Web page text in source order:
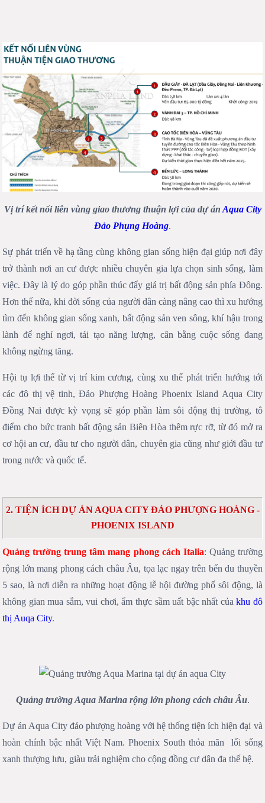
Vị trí kết nối liên vùng giao thương thuận lợi của dự án Aqua City
Đảo Phụng Hoàng.
Sự phát triển về hạ tầng cùng không gian sống hiện đại giúp nơi đây
trở thành nơi an cư được nhiều chuyên gia lựa chọn sinh sống, làm
việc. Đây là lý do góp phần thúc đẩy giá trị bất động sản phía Đông.
Hơn thế nữa, khi đời sống của người dân càng nâng cao thì xu hướng
tìm đến không gian sống xanh, bất động sản ven sông, khí hậu trong
lành để nghỉ ngơi, tái tạo năng lượng, cân bằng cuộc sống đang
không ngừng tăng.
Hội tụ lợi thế từ vị trí kim cương, cùng xu thế phát triển hướng tới
các đô thị vệ tinh, Đảo Phượng Hoàng Phoenix Island Aqua City
Đồng Nai được kỳ vọng sẽ góp phần làm sôi động thị trường, tô
điểm cho bức tranh bất động sản Biên Hòa thêm rực rỡ, từ đó mở ra
cơ hội an cư, đầu tư cho người dân, chuyên gia cũng như giới đầu tư
trong nước và quốc tế.
2. TIỆN ÍCH DỰ ÁN AQUA CITY ĐẢO PHƯỢNG HOÀNG -
PHOENIX ISLAND
Quảng trường trung tâm mang phong cách Italia: Quảng trường
rộng lớn mang phong cách châu Âu, tọa lạc ngay trên bến du thuyền
5 sao, là nơi diễn ra những hoạt động lễ hội đường phố sôi động, là
không gian mua sắm, vui chơi, ẩm thực sầm uất bậc nhất củakhu đô
thị Auqa City.
Quảng trường Aqua Marina rộng lớn phong cách châu Âu.
Dự án Aqua City đảo phượng hoàng với hệ thống tiện ích hiện đại và
hoàn chính bậc nhất Việt Nam. Phoenix South thỏa mãn lối sống
xanh thượng lưu, giàu trải nghiệm cho cộng đồng cư dân đa thế hệ.